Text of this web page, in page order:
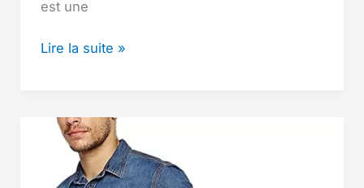
est une
Les
dos
ordinateurs
Lire la suite »